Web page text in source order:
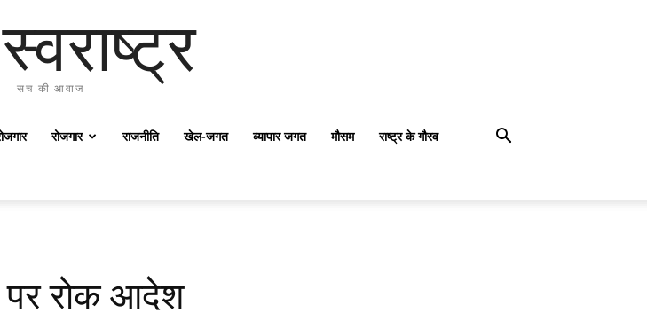
सच की आवाज
रोजगार राजनीति खेल-जगत व्यापार जगत मौसम राष्ट्र के गौरव
रोक आदेश